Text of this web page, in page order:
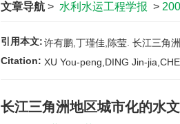
文章导航 > 水利水运工程学报 >
引用本文:许有鹏,丁瑾佳,陈莹. 长江三角
Citation: XU You-peng,DING Jin-
长江三角洲地区城市化的水